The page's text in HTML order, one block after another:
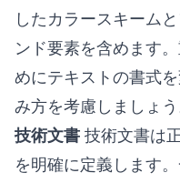
したカラースキーム
ンド要素を含めます
めにテキストの書式
み方を考慮しましょう
技術文書 技術文書は
を明確に定義します